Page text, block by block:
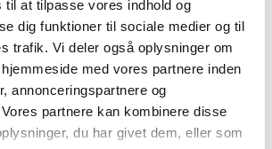
til at tilpasse vores indhold og
dig funktioner til sociale medier og til
trafik. Vi deler også oplysninger om
med vores partnere inden
annonceringspartnere og
partnere kan kombinere disse
du har givet dem, eller som
og klassisk julefrokost
hverdagsretter
hverdagsretter